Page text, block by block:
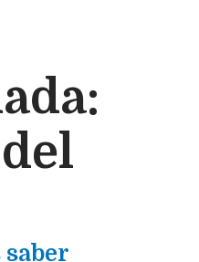
saber